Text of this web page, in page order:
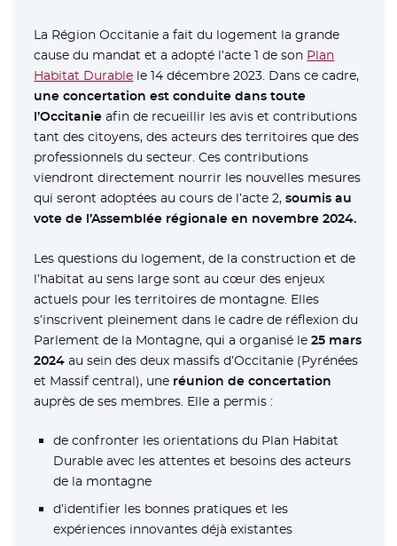
La Région Occitanie a fait du logement la grande
cause du mandat et a adopté l’acte 1 de son Plan
Habitat Durable le 14 décembre 2023. Dans ce cadre,
une concertation est conduite dans toute
l’Occitanieafin de recueillir les avis et contributions
tant des citoyens, des acteurs des territoires que des
professionnels du secteur. Ces contributions
viendront directement nourrir les nouvelles mesures
qui seront adoptées au cours de l’acte 2,soumis au
vote de l’Assemblée régionale en novembre 2024.
Les questions du logement, de la construction et de
l’habitat au sens large sont au cœur des enjeux
actuels pour les territoires de montagne. Elles
s’inscrivent pleinement dans le cadre de réflexion du
Parlement de la Montagne, qui a organisé le25 mars
2024 au sein des deux massifs d’Occitanie (Pyrénées
et Massif central), une réunion de concertation
auprès de ses membres. Elle a permis :
de confronter les orientations du Plan Habitat
Durable avec les attentes et besoins des acteurs
de la montagne
d’identifier les bonnes pratiques et les
expériences innovantes déjà existantes